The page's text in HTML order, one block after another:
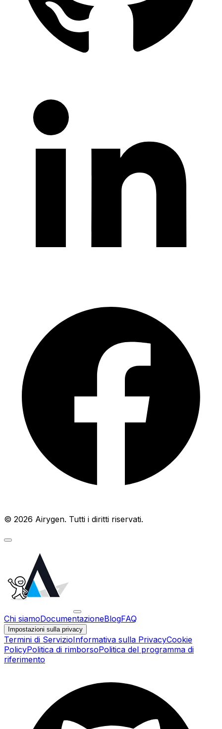
© 2026 Airygen. Tutti i diritti riservati.
Chi siamoDocumentazioneBlogFAQ
Impostazioni sulla privacy
Termini di ServizioInformativa sulla PrivacyCookie
PolicyPolitica di rimborsoPolitica del programma di
riferimento